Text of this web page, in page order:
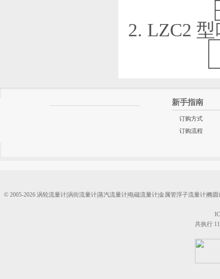
2. LZC2
新手指南
订购方式
订购流程
© 2005-2026 涡轮流量计|涡街流量计|蒸汽流量计|电磁流量计|金属管浮子流量计|椭
共执行